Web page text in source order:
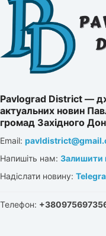
Pavlograd District —
актуальних новин
громад Західного
Email:
Напишіть нам: Залишити
Надіслати новину:
Телефон: